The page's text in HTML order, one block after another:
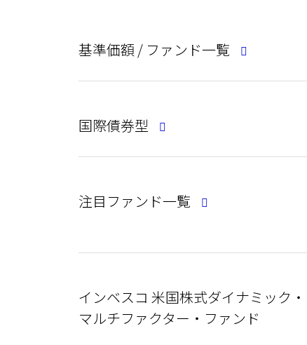
基準価額 / ファンド一覧
国際債券型
注目ファンド一覧
インベスコ 米国株式ダイナミック・
マルチファクター・ファンド